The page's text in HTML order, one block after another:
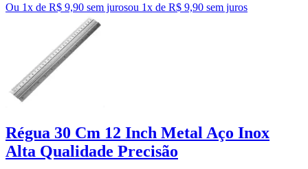
Ou 1x de R$ 9,90 sem jurosou 1x de R$ 9,90 sem juros
Régua 30 Cm 12 Inch Metal Aço Inox
Alta Qualidade Precisão